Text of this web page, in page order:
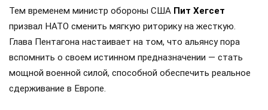
Тем временем министр обороны США Пит Хегсет
призвал НАТО сменить мягкую риторику на жесткую.
Глава Пентагона настаивает на том, что альянсу пора
вспомнить о своем истинном предназначении — стать
мощной военной силой, способной обеспечить реальное
сдерживание в Европе.